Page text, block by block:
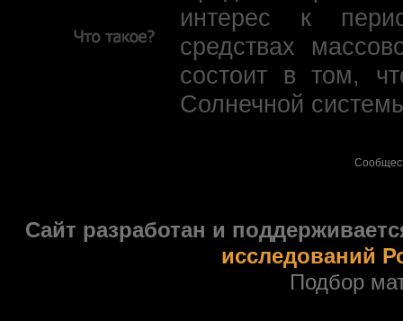
интерес к
средствах
состоит в том,
Солнечной
Сайт разработан и
исследований
Подбор